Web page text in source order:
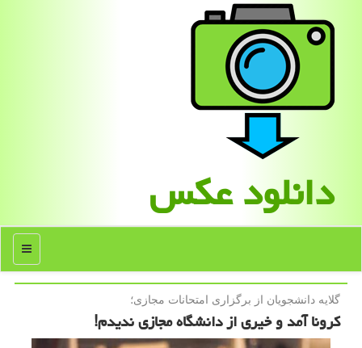
دانلود عكس
منو
گلایه دانشجویان از برگزاری امتحانات مجازی؛
كرونا آمد و خیری از دانشگاه مجازی ندیدم!